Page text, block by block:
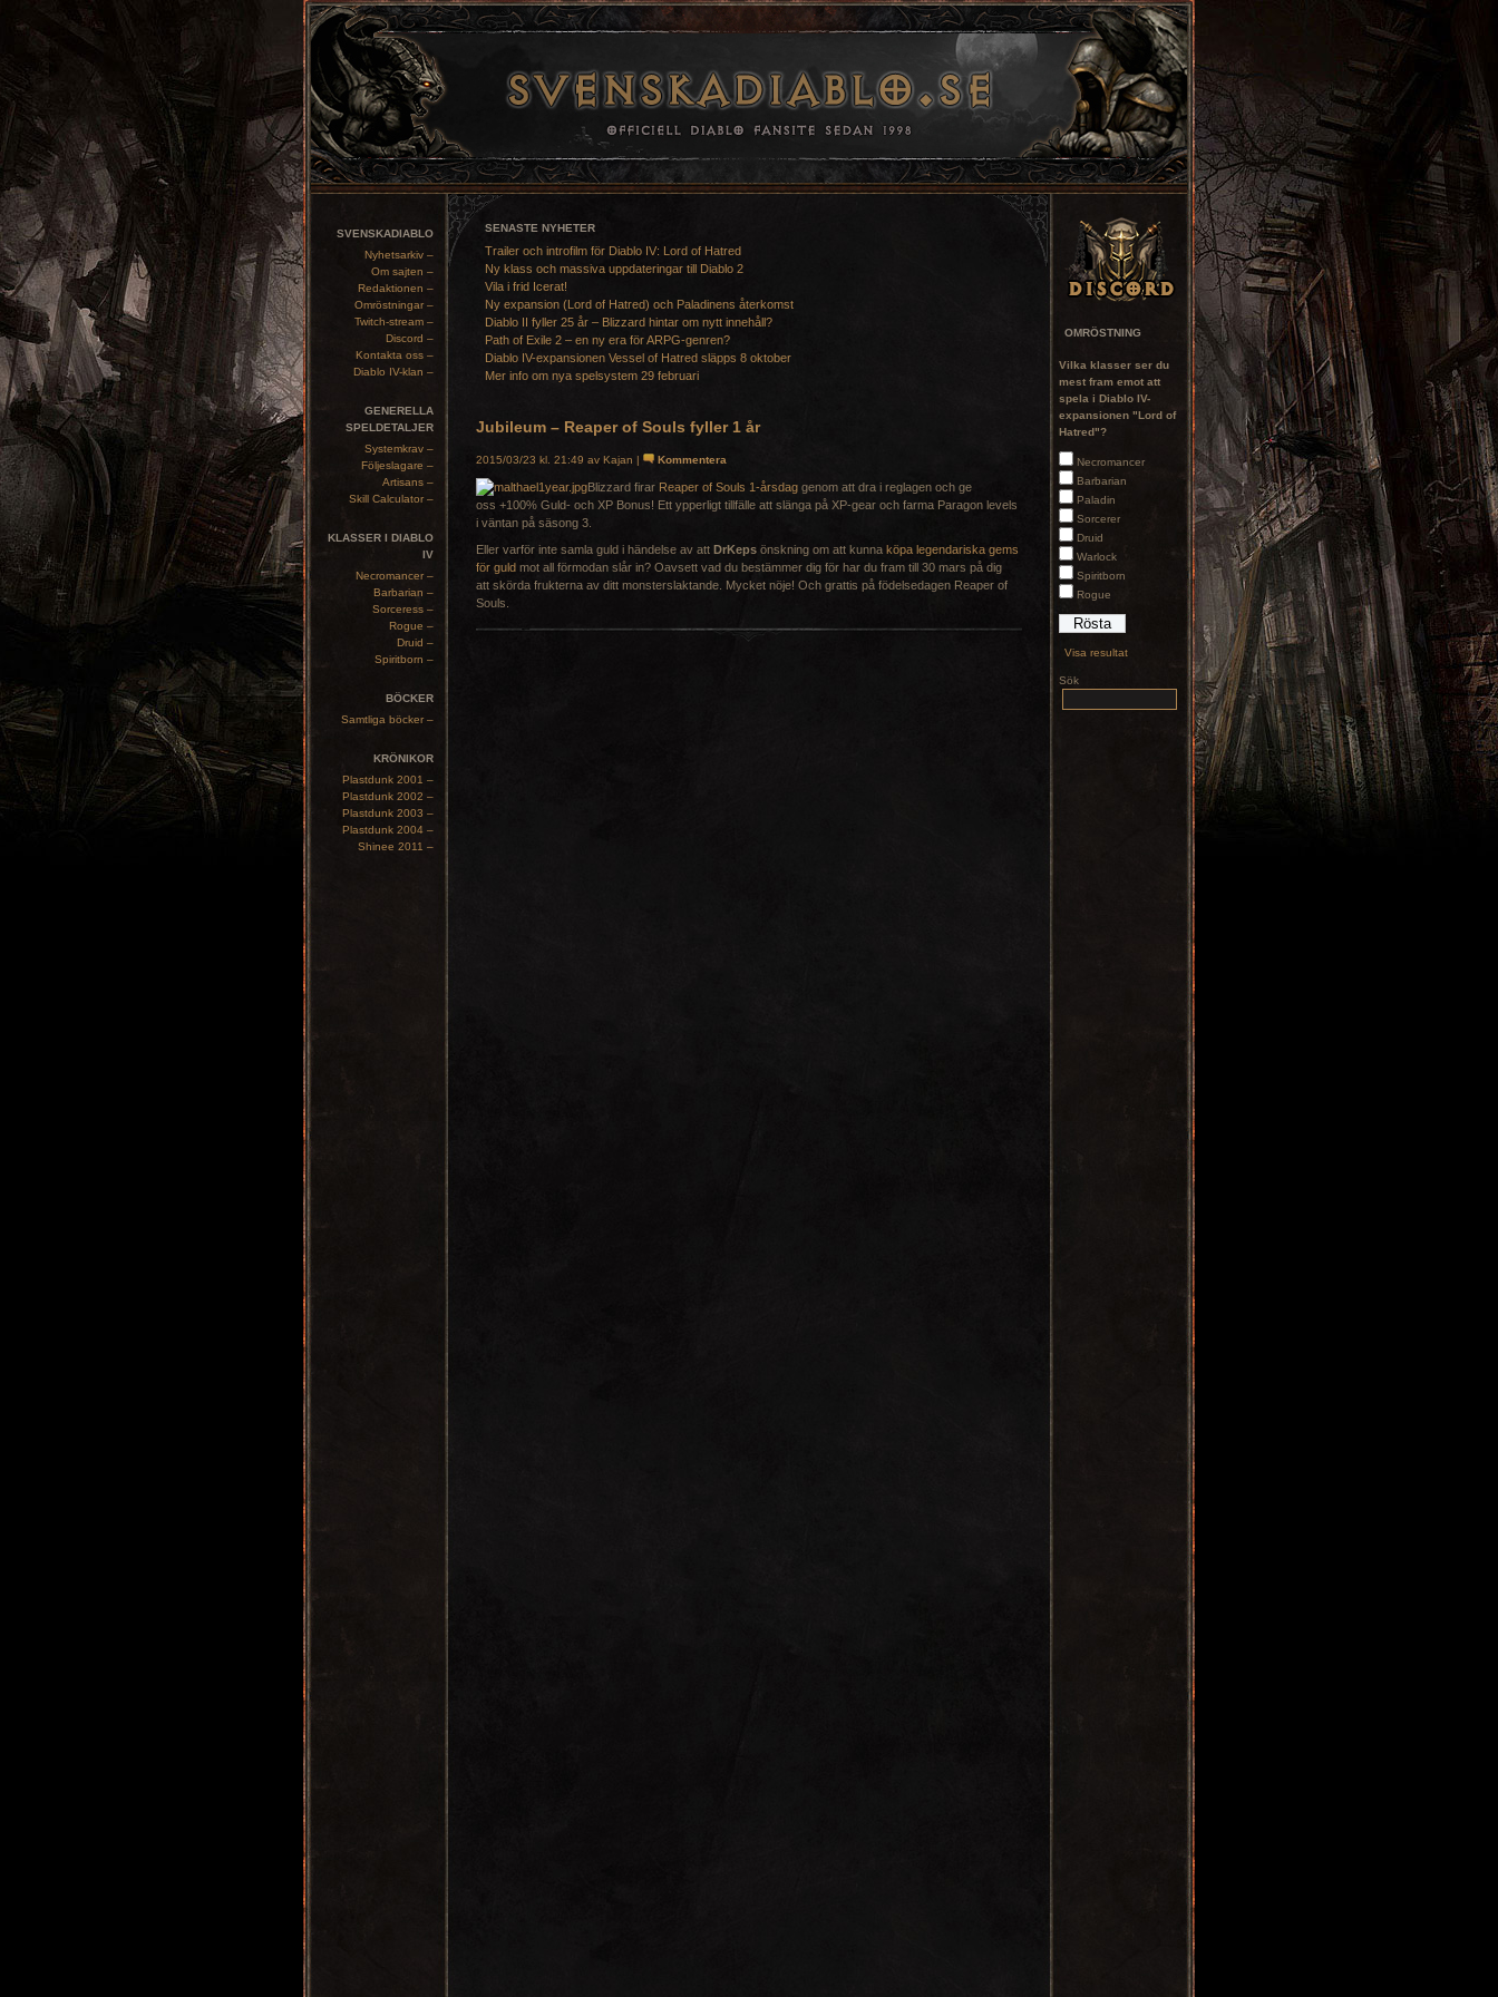
SVENSKADIABLO
Nyhetsarkiv –
Om sajten –
Redaktionen –
Omröstningar –
Twitch-stream –
Discord –
Kontakta oss –
Diablo IV-klan –
GENERELLA
SPELDETALJER
Systemkrav –
Följeslagare –
Artisans –
Skill Calculator –
KLASSER I DIABLO
IV
Necromancer –
Barbarian –
Sorceress –
Rogue –
Druid –
Spiritborn –
BÖCKER
Samtliga böcker –
KRÖNIKOR
Plastdunk 2001 –
Plastdunk 2002 –
Plastdunk 2003 –
Plastdunk 2004 –
Shinee 2011 –
SENASTE NYHETER
Trailer och introfilm för Diablo IV: Lord of Hatred
Ny klass och massiva uppdateringar till Diablo 2
Vila i frid Icerat!
Ny expansion (Lord of Hatred) och Paladinens återkomst
Diablo II fyller 25 år – Blizzard hintar om nytt innehåll?
Path of Exile 2 – en ny era för ARPG-genren?
Diablo IV-expansionen Vessel of Hatred släpps 8 oktober
Mer info om nya spelsystem 29 februari
OMRÖSTNING
Vilka klasser ser du
mest fram emot att
spela i Diablo IV-
expansionen "Lord of
Hatred"?
Necromancer
Barbarian
Paladin
Sorcerer
Druid
Warlock
Spiritborn
Rogue
Visa resultat
Sök
Jubileum – Reaper of Souls fyller 1 år
2015/03/23 kl. 21:49 av Kajan | Kommentera
Blizzard firar Reaper of Souls 1-årsdag genom att dra i reglagen och ge
oss +100% Guld- och XP Bonus! Ett ypperligt tillfälle att slänga på XP-gear och farma Paragon levels
i väntan på säsong 3.
Eller varför inte samla guld i händelse av att DrKeps önskning om att kunna köpa legendariska gems
för guld mot all förmodan slår in? Oavsett vad du bestämmer dig för har du fram till 30 mars på dig
att skörda frukterna av ditt monsterslaktande. Mycket nöje! Och grattis på födelsedagen Reaper of
Souls.